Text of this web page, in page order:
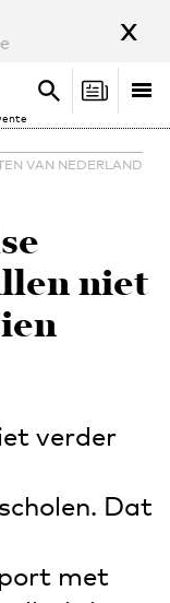
x
Search
Search
VAN NEDERLAND
niet
verder
Dat
met